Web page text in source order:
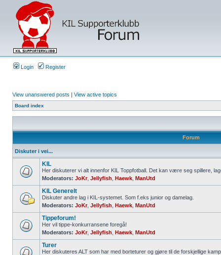
Login Register
View unanswered posts | View active topics
Board index
Forum
Diskuter i vei...
KIL
Her diskuterer vi alt innenfor KIL Toppfotball. Det kan være seg spillere,
Moderators: JoKr, Jellyfish Haewk ManUtd
KIL Generelt
Diskuter andre lag i KIL-systemet. Som f.eks junior og damelag.
Moderators: JoKr, Jellyfish Haewk ManUtd
Tippeforum!
Her vil tippe-konkurransene foregå!
Moderators: JoKr, Jellyfish Haewk ManUtd
Turer
Her diskuteres ALT som har med borteturer og gjøre til de forskjellige